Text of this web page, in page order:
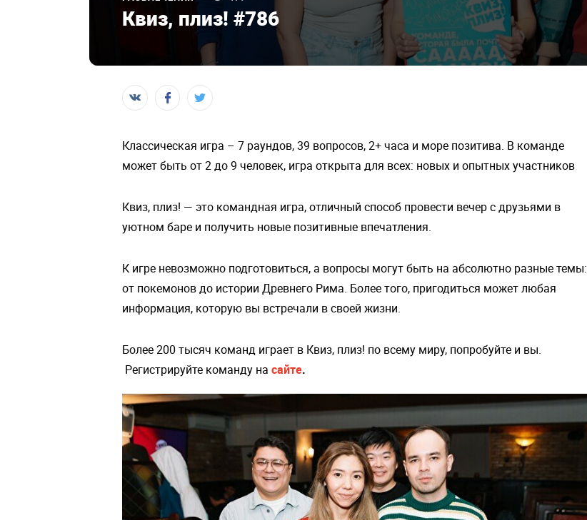
Квиз, плиз! #786
Классическая игра – 7 раундов, 39 вопросов, 2+ часа и море позитива. В команде
может быть от 2 до 9 человек, игра открыта для всех: новых и опытных участников
Квиз, плиз! — это командная игра, отличный способ провести вечер с друзьями в
уютном баре и получить новые позитивные впечатления.
К игре невозможно подготовиться, а вопросы могут быть на абсолютно разные темы:
от покемонов до истории Древнего Рима. Более того, пригодиться может любая
информация, которую вы встречали в своей жизни.
Более 200 тысяч команд играет в Квиз, плиз! по всему миру, попробуйте и вы.
Регистрируйте команду на сайте.